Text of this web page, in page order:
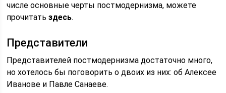
числе основные черты постмодернизма, можете
прочитатьздесь.
Представители
Представителей постмодернизма достаточно много,
но хотелось бы поговорить о двоих из них: об Алексее
Иванове и Павле Санаеве.